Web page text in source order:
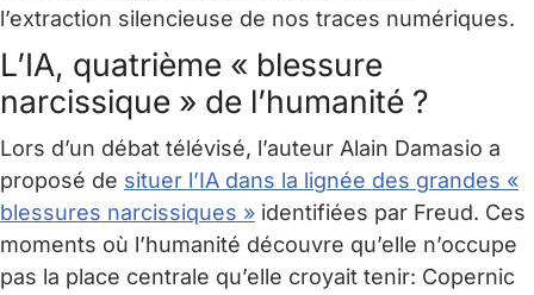
l’extraction silencieuse de nos traces numériques.
L’IA, quatrième « blessure
narcissique » de l’humanité ?
Lors d’un débat télévisé, l’auteur Alain Damasio a
proposé de situer l’IA dans la lignée des grandes «
blessures narcissiques » identifiées par Freud. Ces
moments où l’humanité découvre qu’elle n’occupe
pas la place centrale qu’elle croyait tenir: Copernic